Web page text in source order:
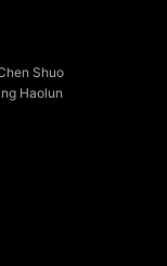
Shuo
Haolun